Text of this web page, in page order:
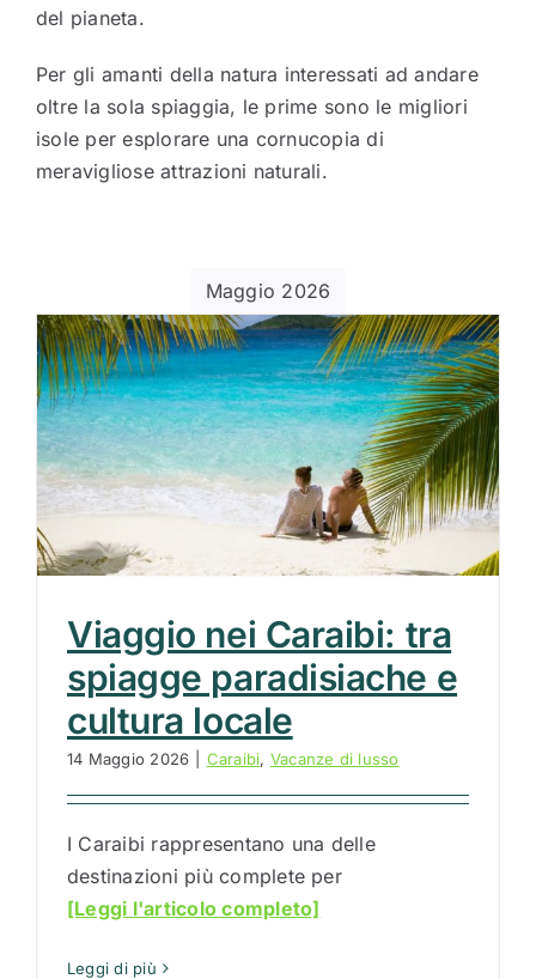
del pianeta.
Per gli amanti della natura interessati ad andare
oltre la sola spiaggia, le prime sono le migliori
isole per esplorare una cornucopia di
meravigliose attrazioni naturali.
Maggio 2026
Viaggio nei Caraibi: tra
spiagge paradisiache e
cultura locale
14 Maggio 2026 Caraibi, Vacanze di lusso
I Caraibi rappresentano una delle
destinazioni più complete per
[Leggi l'articolo completo]
Leggi di più